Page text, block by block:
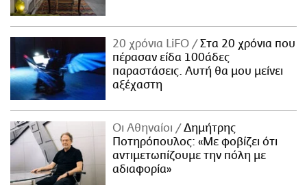
20 χρόνια LiFO
Στα 20 χρόνια που
πέρασαν είδα 100άδες
παραστάσεις. Αυτή θα μου μείνει
αξέχαστη
Οι Αθηναίοι
Δημήτρης
Ποτηρόπουλος: «Με φοβίζει ότι
αντιμετωπίζουμε την πόλη με
αδιαφορία»